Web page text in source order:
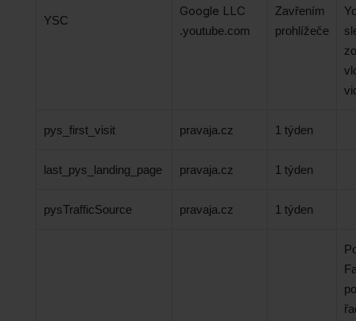
YSC
Google LLC
.youtube.com
Zavřením
prohlížeče
pys_first_visit pravaja.cz 1 týden
last_pys_landing_page pravaja.cz 1 týden
pysTrafficSource pravaja.cz 1 týden